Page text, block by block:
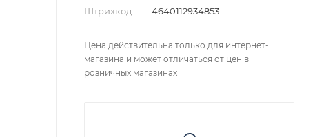
Штрихкод — 4640112934853
Цена действительна только для интернет-
магазина и может отличаться от цен в
розничных магазинах